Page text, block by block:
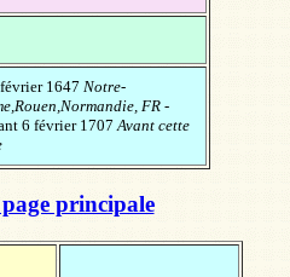
1647 Notre-
FR -
6 février 1707 Avant cette
principale